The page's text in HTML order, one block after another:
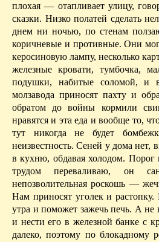
плохая — отапливает улицу,
сказки. Низко полатей сделать
днем ни ночью, по стенам
коричневые и противные. Они
керосиновую лампу, несколько
железные кровати, тумбочка,
подушки, набитые соломой, и
молзавода приносят пахту и
обратом до войны кормили
нравятся и эта еда и вообще то,
тут никогда не будет
неизвестность. Сеней у дома нет,
в кухню, обдавая холодом.
трудом переваливаю, он
непозволительная роскошь —
Нам приносят уголек и
утра и поможет зажечь печь. А не
и нести его в железной банке с
далеко, поэтому по блокадному